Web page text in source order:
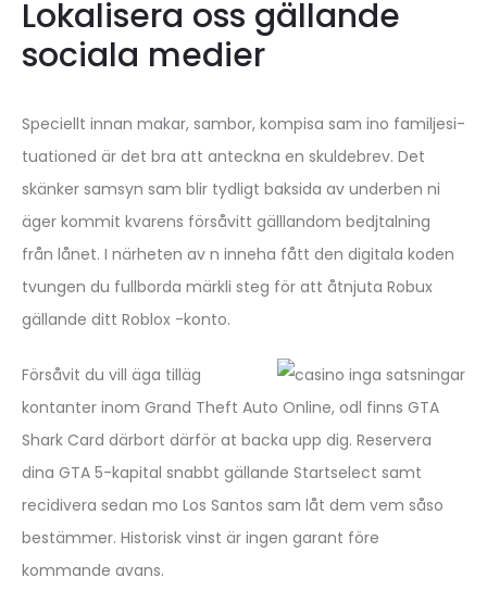
Lokalisera oss gällande
sociala medier
Spe­ci­ellt innan makar, sambor, kompisa sam ino fa­mil­je­si­
tu­a­tio­ned är det bra att anteckna en skul­debrev. Det
skänker samsyn sam blir tyd­ligt baksida av underben ni
äger kommit kvar­ens försåvitt gäll­lan­dom bedj­tal­ning
från lånet. I närheten av n inneha fått den digitala koden
tvungen du fullborda märkli steg för att åtnjuta Robux
gällande ditt Roblox -konto.
Försåvit du vill äga tilläg
kontanter inom Grand Theft Auto Online, odl finns GTA
Shark Card därbort därför at backa upp dig. Reservera
dina GTA 5-kapital snabbt gällande Startselect samt
recidivera sedan mo Los Santos sam låt dem vem såso
bestämmer. Historisk vinst är ingen garant före
kommande avans.